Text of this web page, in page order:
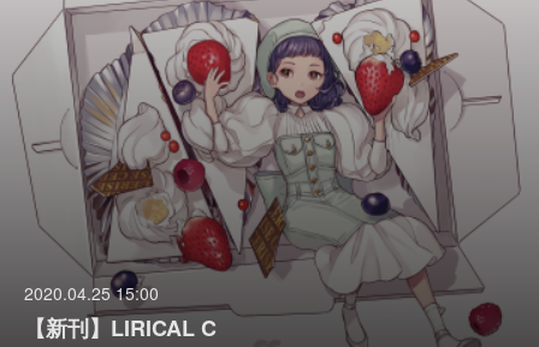
2020.04.25 15:00
【新刊】LIRICAL C